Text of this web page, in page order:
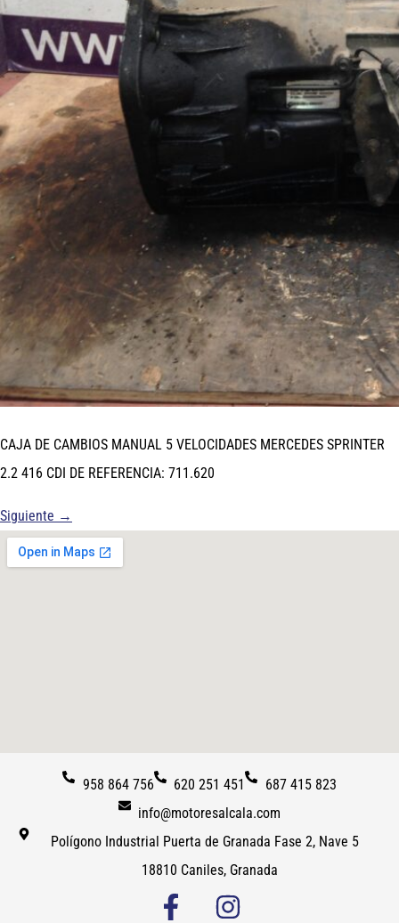
CAJA DE CAMBIOS MANUAL 5 VELOCIDADES MERCEDES SPRINTER
2.2 416 CDI DE REFERENCIA: 711.620
Siguiente →
958 864 756 620 251 451
687 415 823
info@motoresalcala.com
Polígono Industrial Puerta de Granada Fase 2, Nave 5
18810 Caniles, Granada